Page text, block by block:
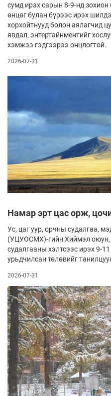
сумд ирэх сарын 8-9-нд
өнцөг булан бүрээс ирэх
хорхойтнууд болон аялагчид
явдал, энтертайнментийг
хэмжээ гэдгээрээ онцлогтой.
2026-07-31
Намар эрт цас орж,
Ус, цаг уур, орчны судалгаа,
(УЦУОСМХ)-гийн Хиймэл оюун,
судалгааны хэлтсээс ирэх 9-
урьдчилсан төлөвийг
2026-07-31